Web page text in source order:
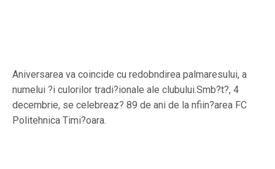
Aniversarea va coincide cu redobndirea palmaresului, a
numelui ?i culorilor tradi?ionale ale clubului.Smb?t?, 4
decembrie, se celebreaz? 89 de ani de la nfiin?area FC
Politehnica Timi?oara.